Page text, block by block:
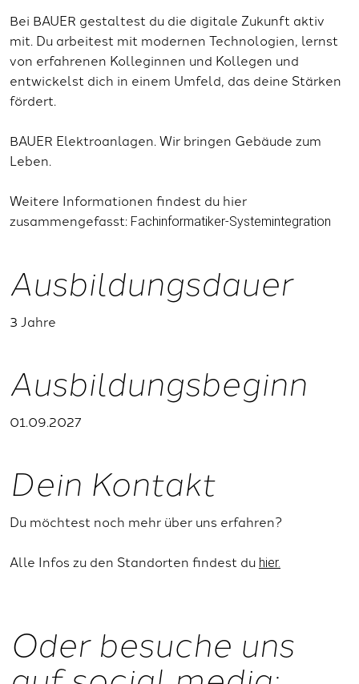
Bei BAUER gestaltest du die digitale Zukunft aktiv
mit. Du arbeitest mit modernen Technologien, lernst
von erfahrenen Kolleginnen und Kollegen und
entwickelst dich in einem Umfeld, das deine Stärken
fördert.
BAUER Elektroanlagen. Wir bringen Gebäude zum
Leben.
Weitere Informationen findest du hier
zusammengefasst: Fachinformatiker-Systemintegration
Ausbildungsdauer
3 Jahre
Ausbildungsbeginn
01.09.2027
Dein Kontakt
Du möchtest noch mehr über uns erfahren?
Alle Infos zu den Standorten findest du hier.
Oder besuche uns